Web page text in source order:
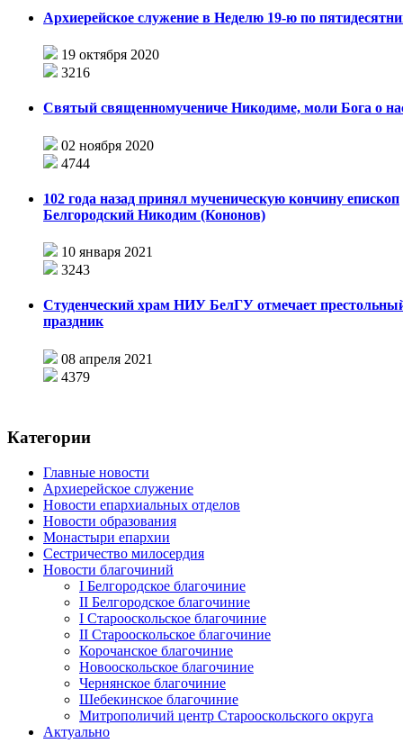
Архиерейское служение в Неделю 19-ю по
19 октября 2020
3216
Святый священномучениче Никодиме, моли Бога о
02 ноября 2020
4744
102 года назад принял мученическую кончину епископ
Белгородский Никодим (Кононов)
10 января 2021
3243
Студенческий храм НИУ БелГУ отмечает
праздник
08 апреля 2021
4379
Категории
Главные новости
Архиерейское служение
Новости епархиальных отделов
Новости образования
Монастыри епархии
Сестричество милосердия
Новости благочиний
I Белгородское благочиние
II Белгородское благочиние
I Старооскольское благочиние
II Старооскольское благочиние
Корочанское благочиние
Новооскольское благочиние
Чернянское благочиние
Шебекинское благочиние
Митрополичий центр Старооскольского округа
Актуально